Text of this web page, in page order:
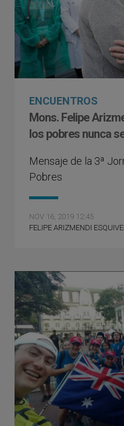
ENCUENTROS
Mons. Felipe
los pobres nunca
Mensaje de la 3ª
Pobres
NOV 16, 2019 12:45
FELIPE ARIZMENDI ESQUIVEL